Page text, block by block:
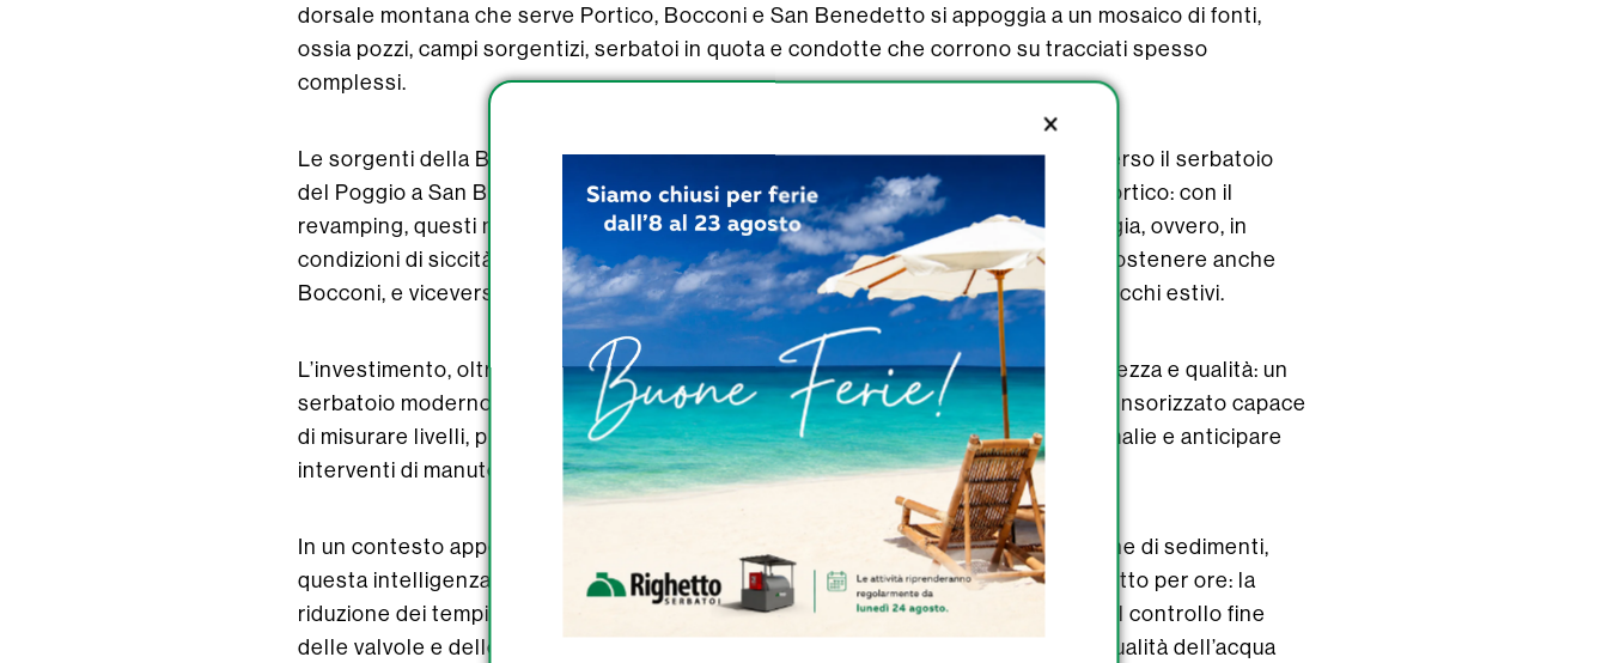
dorsale montana che serve Portico, Bocconi e San Benedetto si appoggia a un mosaico di fonti,
ossia pozzi, campi sorgentizi, serbatoi in quota e condotte che corrono su tracciati spesso
complessi.
Le sorgenti della Brenzica convogliano l’acqua in un decantatore comune e poi verso il serbatoio
del Poggio a San Benedetto, mentre il pozzo San Pietro alimenta direttamente Portico: con il
revamping, questi nodi non sono più linee parallele ma segmenti di una stessa regia, ovvero, in
condizioni di siccità localizzata, ad esempio, il pozzo di Portico può contribuire a sostenere anche
Bocconi, e viceversa il ramo Brenzica può alleggerire la domanda su Portico nei picchi estivi.
L’investimento, oltre a potenziare l’erogazione giornaliera, ha una valenza di sicurezza e qualità: un
serbatoio moderno non è soltanto un volume di accumulo, ma è anche un nodo sensorizzato capace
di misurare livelli, pressioni, torbidità e parametri di processo, di comunicare anomalie e anticipare
interventi di manutenzione.
In un contesto appenninico dove le piogge possono arrivare concentrate e cariche di sedimenti,
questa intelligenza operativa fa la differenza tra un servizio regolare e uno interrotto per ore: la
riduzione dei tempi di reazione, la capacità di esclusione selettiva di tratti di rete, il controllo fine
delle valvole e delle pompe diventano leve quotidiane per mantenere stabile la qualità dell’acqua